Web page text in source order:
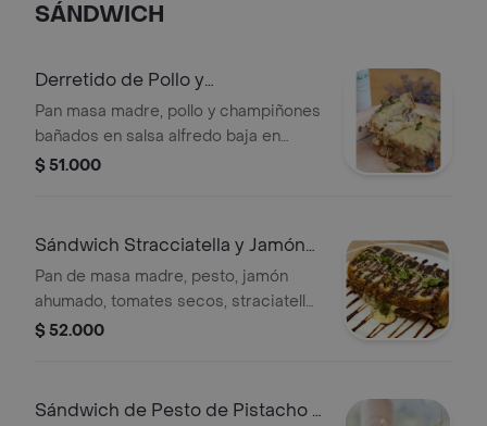
SÁNDWICH
Derretido de Pollo y
Champiñones
Pan masa madre, pollo y champiñones
bañados en salsa alfredo baja en
calorías, queso mozzarella de búfala,
$ 51.000
Sándwich Stracciatella y Jamón
Ahumado
Pan de masa madre, pesto, jamón
ahumado, tomates secos, straciatella
de búfala, reducción balsámica,
$ 52.000
Sándwich de Pesto de Pistacho y